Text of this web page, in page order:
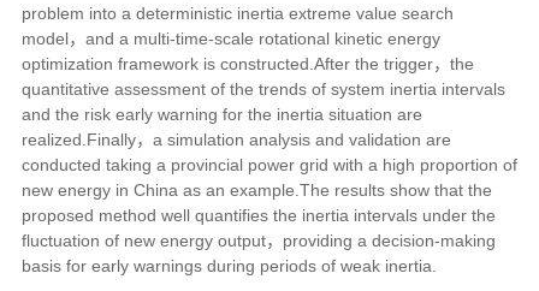
problem into a deterministic inertia extreme value search
model，and a multi-time-scale rotational kinetic energy
optimization framework is constructed.After the trigger，the
quantitative assessment of the trends of system inertia intervals
and the risk early warning for the inertia situation are
realized.Finally，a simulation analysis and validation are
conducted taking a provincial power grid with a high proportion of
new energy in China as an example.The results show that the
proposed method well quantifies the inertia intervals under the
fluctuation of new energy output，providing a decision-making
basis for early warnings during periods of weak inertia.